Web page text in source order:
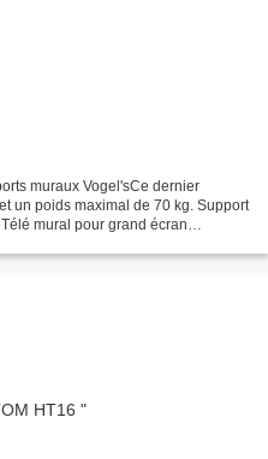
muraux Vogel'sCe dernier
un poids maximal de 70 kg. Support
mural pour grand écran